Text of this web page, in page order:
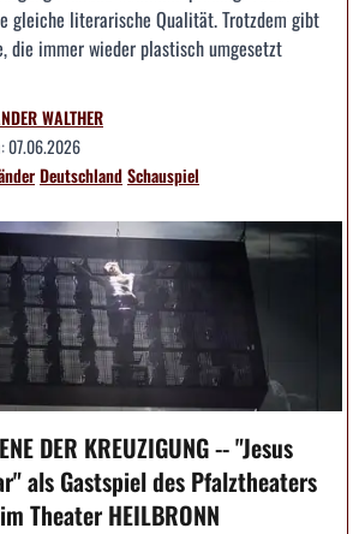
gleiche literarische Qualität. Trotzdem gibt
die immer wieder plastisch umgesetzt
WALTHER
07.06.2026
DeutschlandSchauspiel
DER KREUZIGUNG -- "Jesus
als Gastspiel des Pfalztheaters
Theater HEILBRONN